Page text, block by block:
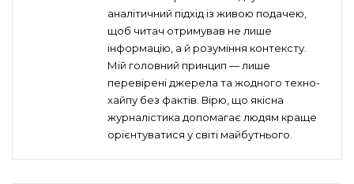
аналітичний підхід із живою подачею,
щоб читач отримував не лише
інформацію, а й розуміння контексту.
Мій головний принцип — лише
перевірені джерела та жодного техно-
хайпу без фактів. Вірю, що якісна
журналістика допомагає людям краще
орієнтуватися у світі майбутнього.